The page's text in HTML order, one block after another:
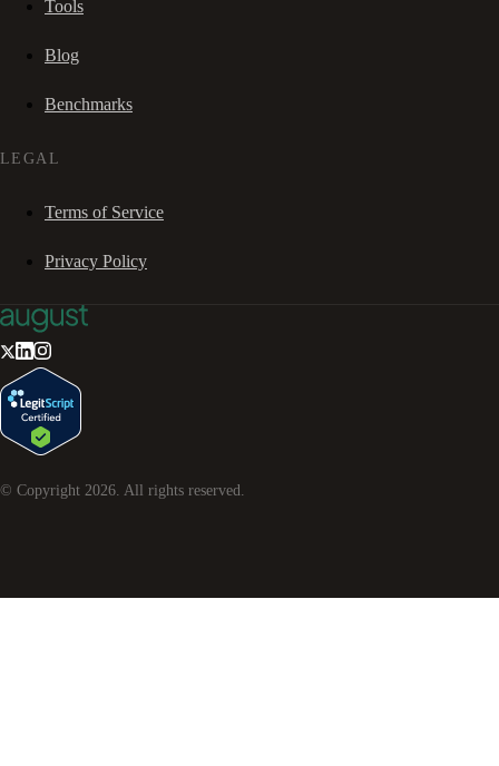
Tools
Blog
Benchmarks
LEGAL
Terms of Service
Privacy Policy
© Copyright 2026 . All rights reserved.